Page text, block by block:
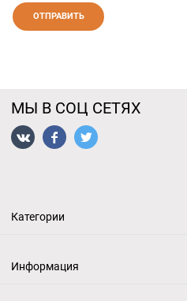
МЫ В СОЦ СЕТЯХ
Категории
Информация